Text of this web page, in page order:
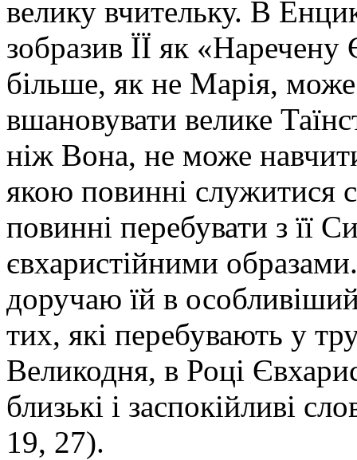
велику вчительку. В
зобразив ЇЇ як
більше, як не Марія,
вшановувати велике
ніж Вона, не може
якою повинні служитися
повинні перебувати з її
євхаристійними
доручаю їй в
тих, які перебувають у
Великодня, в Році
близькі і заспокійливі
19, 27).